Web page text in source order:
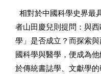
相對於中國科學史界最
者山田慶兒則提問：與
學」是否成立？而探索
國科學與醫學，便成為
於傳統書誌學、文獻學